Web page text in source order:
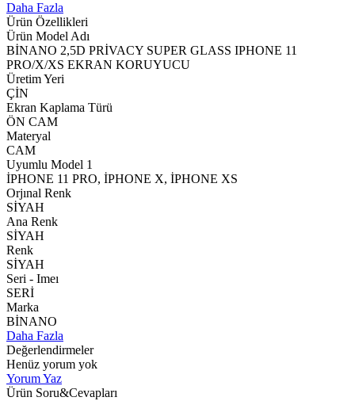
Daha Fazla
Ürün Özellikleri
Ürün Model Adı
BİNANO 2,5D PRİVACY SUPER GLASS IPHONE 11
PRO/X/XS EKRAN KORUYUCU
Üretim Yeri
ÇİN
Ekran Kaplama Türü
ÖN CAM
Materyal
CAM
Uyumlu Model 1
İPHONE 11 PRO, İPHONE X, İPHONE XS
Orjınal Renk
SİYAH
Ana Renk
SİYAH
Renk
SİYAH
Seri - Imeı
SERİ
Marka
BİNANO
Daha Fazla
Değerlendirmeler
Henüz yorum yok
Yorum Yaz
Ürün Soru&Cevapları